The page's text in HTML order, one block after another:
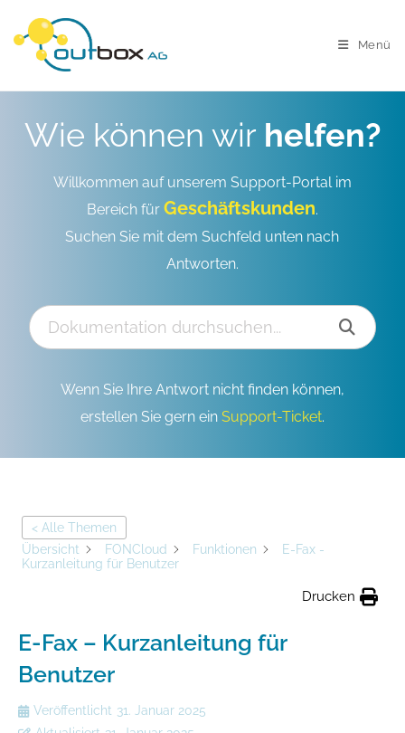
Menü
Wie können wir helfen?
Willkommen auf unserem Support-Portal im
Bereich für Geschäftskunden.
Suchen Sie mit dem Suchfeld unten nach
Antworten.
Wenn Sie Ihre Antwort nicht finden können,
erstellen Sie gern ein Support-Ticket.
< Alle Themen
Übersicht
FONCloud Funktionen
E-Fax -
Kurzanleitung für Benutzer
Drucken
E-Fax – Kurzanleitung für
Benutzer
Veröffentlicht 31. Januar 2025